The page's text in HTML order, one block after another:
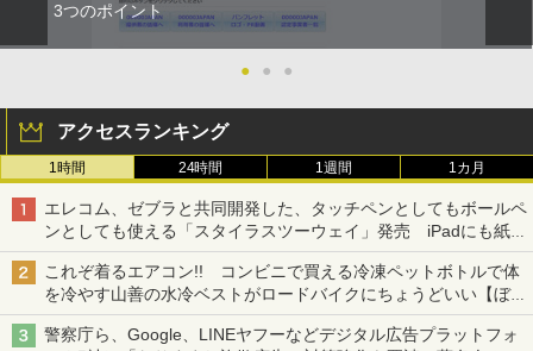
3つのポイント
● ● ●
アクセスランキング
1時間 24時間 1週間 1カ月
エレコム、ゼブラと共同開発した、タッチペンとしてもボールペ
ンとしても使える「スタイラスツーウェイ」発売 iPadにも紙に
も、持ち替えずに書き込める
これぞ着るエアコン!! コンビニで買える冷凍ペットボトルで体
を冷やす山善の水冷ベストがロードバイクにちょうどいい【ぼっ
ち・ざ・ろーど！その14】【空いた時間でなにしてる？】
警察庁ら、Google、LINEヤフーなどデジタル広告プラットフォ